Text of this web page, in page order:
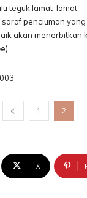
teguk lamat-lamat
penciuman
akan menerbitkan
)
1 2
X